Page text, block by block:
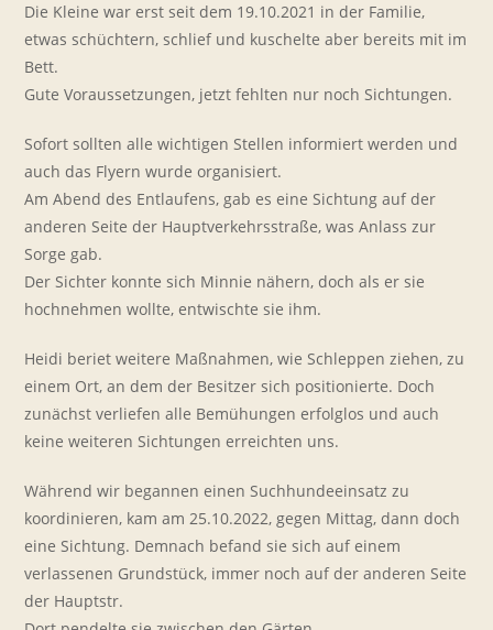
Die Kleine war erst seit dem 19.10.2021 in der Familie,
etwas schüchtern, schlief und kuschelte aber bereits mit im
Bett.
Gute Voraussetzungen, jetzt fehlten nur noch Sichtungen.
Sofort sollten alle wichtigen Stellen informiert werden und
auch das Flyern wurde organisiert.
Am Abend des Entlaufens, gab es eine Sichtung auf der
anderen Seite der Hauptverkehrsstraße, was Anlass zur
Sorge gab.
Der Sichter konnte sich Minnie nähern, doch als er sie
hochnehmen wollte, entwischte sie ihm.
Heidi beriet weitere Maßnahmen, wie Schleppen ziehen, zu
einem Ort, an dem der Besitzer sich positionierte. Doch
zunächst verliefen alle Bemühungen erfolglos und auch
keine weiteren Sichtungen erreichten uns.
Während wir begannen einen Suchhundeeinsatz zu
koordinieren, kam am 25.10.2022, gegen Mittag, dann doch
eine Sichtung. Demnach befand sie sich auf einem
verlassenen Grundstück, immer noch auf der anderen Seite
der Hauptstr.